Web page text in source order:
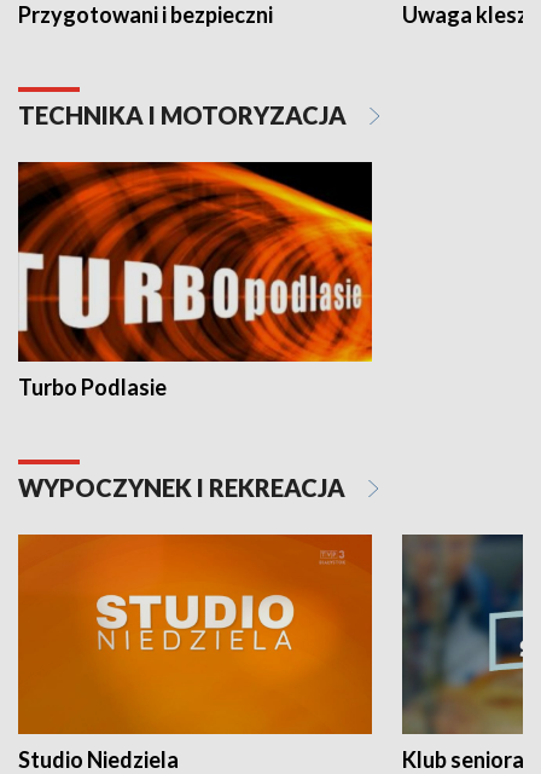
Przygotowani i bezpieczni Uwaga
TECHNIKA I MOTORYZACJA
Turbo Podlasie
WYPOCZYNEK I REKREACJA
Studio Niedziela Klub seniora